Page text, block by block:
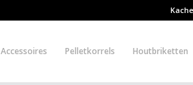
Accessoires Pelletkorrels Houtbriketten